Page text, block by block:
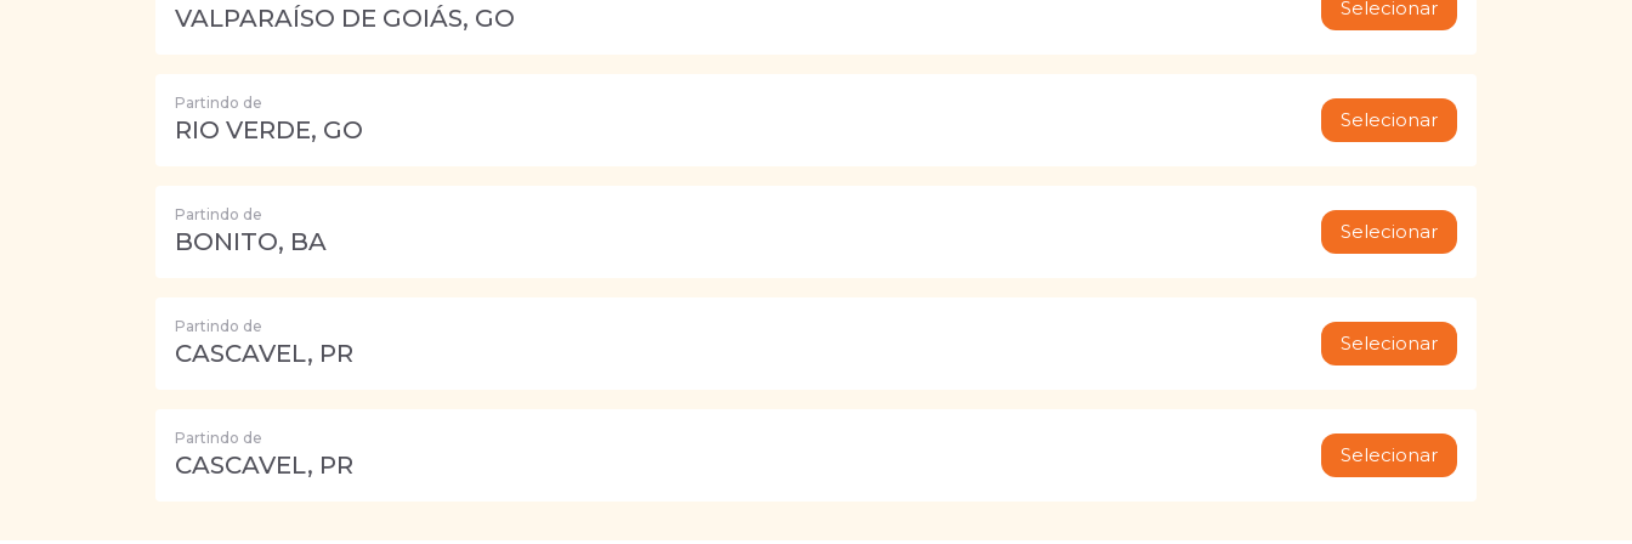
VALPARAÍSO DE GOIÁS, GO Selecionar
Partindo de
RIO VERDE, GO Selecionar
Partindo de
BONITO, BA Selecionar
Partindo de
CASCAVEL, PR Selecionar
Partindo de
CASCAVEL, PR Selecionar